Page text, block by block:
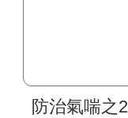
防治氣喘之